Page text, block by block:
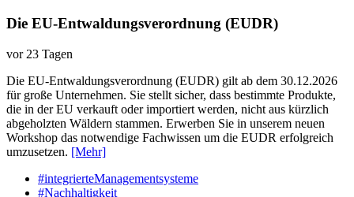
Die EU-Entwaldungsverordnung (EUDR)
vor 23 Tagen
Die EU-Entwaldungsverordnung (EUDR) gilt ab dem 30.12.2026
für große Unternehmen. Sie stellt sicher, dass bestimmte Produkte,
die in der EU verkauft oder importiert werden, nicht aus kürzlich
abgeholzten Wäldern stammen. Erwerben Sie in unserem neuen
Workshop das notwendige Fachwissen um die EUDR erfolgreich
umzusetzen. [Mehr]
#integrierteManagementsysteme
#Nachhaltigkeit